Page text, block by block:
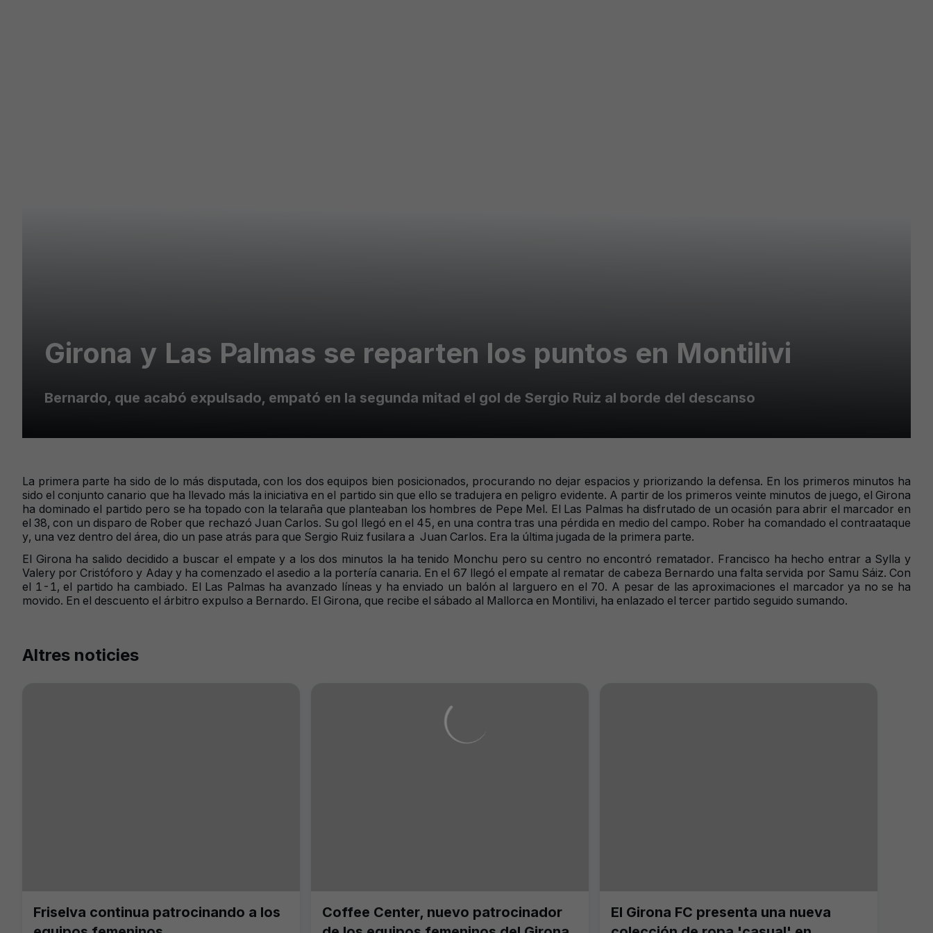
Girona y Las Palmas se reparten los puntos en Montilivi
Bernardo, que acabó expulsado, empató en la segunda mitad el gol de Sergio Ruiz al borde del descanso
La primera parte ha sido de lo más disputada, con los dos equipos bien posicionados, procurando no dejar espacios y priorizando la defensa. En los primeros minutos ha
sido el conjunto canario que ha llevado más la iniciativa en el partido sin que ello se tradujera en peligro evidente. A partir de los primeros veinte minutos de juego, el Girona
ha dominado el partido pero se ha topado con la telaraña que planteaban los hombres de Pepe Mel. El Las Palmas ha disfrutado de un ocasión para abrir el marcador en
el 38, con un disparo de Rober que rechazó Juan Carlos. Su gol llegó en el 45, en una contra tras una pérdida en medio del campo. Rober ha comandado el contraataque
y, una vez dentro del área, dio un pase atrás para que Sergio Ruiz fusilara a Juan Carlos. Era la última jugada de la primera parte.
El Girona ha salido decidido a buscar el empate y a los dos minutos la ha tenido Monchu pero su centro no encontró rematador. Francisco ha hecho entrar a Sylla y
Valery por Cristóforo y Aday y ha comenzado el asedio a la portería canaria. En el 67 llegó el empate al rematar de cabeza Bernardo una falta servida por Samu Sáiz. Con
el 1-1, el partido ha cambiado. El Las Palmas ha avanzado líneas y ha enviado un balón al larguero en el 70. A pesar de las aproximaciones el marcador ya no se ha
movido. En el descuento el árbitro expulso a Bernardo. El Girona, que recibe el sábado al Mallorca en Montilivi, ha enlazado el tercer partido seguido sumando.
Altres noticies
Friselva continua patrocinando a los
Coffee Center, nuevo patrocinador
El Girona FC presenta una nueva